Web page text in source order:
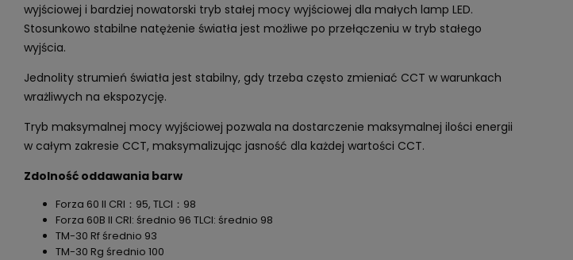
wyjściowej i bardziej nowatorski tryb stałej mocy wyjściowej dla małych lamp LED.
Stosunkowo stabilne natężenie światła jest możliwe po przełączeniu w tryb stałego
wyjścia.
Jednolity strumień światła jest stabilny, gdy trzeba często zmieniać CCT w warunkach
wrażliwych na ekspozycję.
Tryb maksymalnej mocy wyjściowej pozwala na dostarczenie maksymalnej ilości energii
w całym zakresie CCT, maksymalizując jasność dla każdej wartości CCT.
Zdolność oddawania barw
Forza 60 II CRI：95, TLCI：98
Forza 60B II CRI: średnio 96 TLCI: średnio 98
TM-30 Rf średnio 93
TM-30 Rg średnio 100